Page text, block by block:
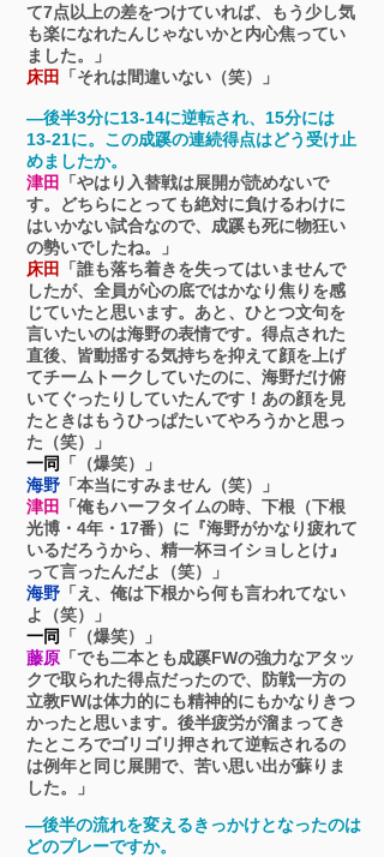
て7点以上の差をつけていれば、もう少し気
も楽になれたんじゃないかと内心焦ってい
ました。」
床田
「それは間違いない（笑）」
―後半3分に13-14に逆転され、15分には
13-21に。この成蹊の連続得点はどう受け止
めましたか。
津田
「やはり入替戦は展開が読めないで
す。どちらにとっても絶対に負けるわけに
はいかない試合なので、成蹊も死に物狂い
の勢いでしたね。」
床田
「誰も落ち着きを失ってはいませんで
したが、全員が心の底ではかなり焦りを感
じていたと思います。あと、ひとつ文句を
言いたいのは海野の表情です。得点された
直後、皆動揺する気持ちを抑えて顔を上げ
てチームトークしていたのに、海野だけ俯
いてぐったりしていたんです！あの顔を見
たときはもうひっぱたいてやろうかと思っ
た（笑）」
一同
「（爆笑）」
海野 「本当にすみません（笑）」
津田
「俺もハーフタイムの時、下根（下根
光博・4年・17番）に『海野がかなり疲れて
いるだろうから、精一杯ヨイショしとけ』
って言ったんだよ（笑）」
海野 「え、俺は下根から何も言われてない
よ（笑）」
一同
「（爆笑）」
藤原 「でも二本とも成蹊FWの強力なアタッ
クで取られた得点だったので、防戦一方の
立教FWは体力的にも精神的にもかなりきつ
かったと思います。後半疲労が溜まってき
たところでゴリゴリ押されて逆転されるの
は例年と同じ展開で、苦い思い出が蘇りま
した。」
―後半の流れを変えるきっかけとなったのは
どのプレーですか。